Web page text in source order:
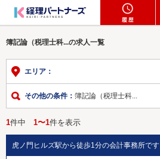
簿記論（税理士科...の求人一覧
エリア：
その他の条件： 簿記論（税理士科...
1件中 1〜1件を表示
虎ノ門ヒルズ駅から徒歩1分の会計事務所です